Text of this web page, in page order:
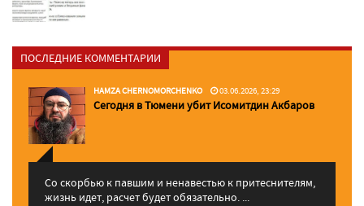
ПОСЛЕДНИЕ КОММЕНТАРИИ
HAMZA CHERNOMORCHENKO 03.06.2026, 23:29
Сегодня в Тюмени убит Исомитдин Акбаров
Со скорбью к павшим и ненавестью к притеснителям,
жизнь идет, расчет будет обязательно. ...